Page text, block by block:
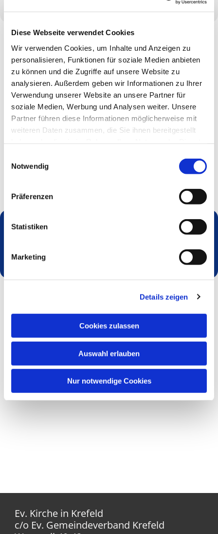
Diese Webseite verwendet Cookies
Wir verwenden Cookies, um Inhalte und Anzeigen zu
personalisieren, Funktionen für soziale Medien anbieten
zu können und die Zugriffe auf unsere Website zu
analysieren. Außerdem geben wir Informationen zu Ihrer
Verwendung unserer Website an unsere Partner für
soziale Medien, Werbung und Analysen weiter. Unsere
Partner führen diese Informationen möglicherweise mit
weiteren Daten zusammen, die Sie ihnen bereitgestellt
Notwendig
Präferenzen
Statistiken
Marketing
Details zeigen
Cookies zulassen
Auswahl erlauben
Nur notwendige Cookies
Ev. Kirche in Krefeld
c/o Ev. Gemeindeverband Krefeld